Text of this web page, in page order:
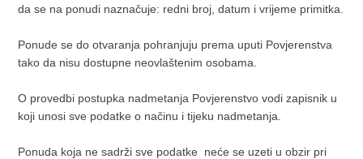
da se na ponudi naznačuje: redni broj, datum i vrijeme primitka.
Ponude se do otvaranja pohranjuju prema uputi Povjerenstva
tako da nisu dostupne neovlaštenim osobama.
O provedbi postupka nadmetanja Povjerenstvo vodi zapisnik u
koji unosi sve podatke o načinu i tijeku nadmetanja.
Ponuda koja ne sadrži sve podatke neće se uzeti u obzir pri